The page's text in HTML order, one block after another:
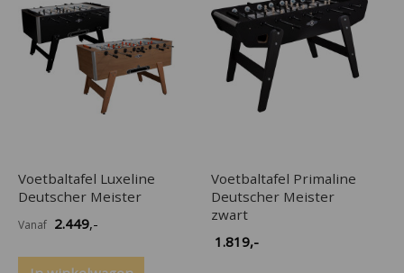
Voetbaltafel Luxeline
Deutscher Meister
Vanaf 2.449,-
Voetbaltafel Primaline
Deutscher Meister
zwart
1.819,-